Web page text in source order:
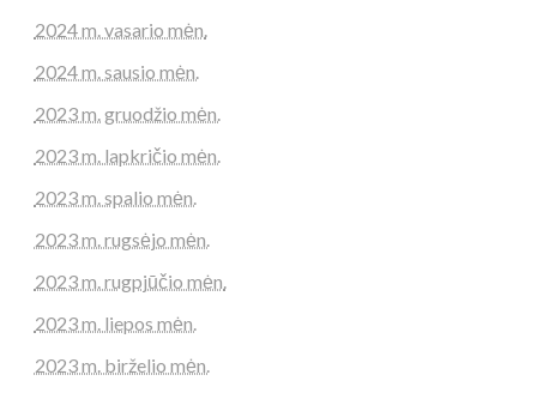
2024 m. vasario mėn.
2024 m. sausio mėn.
2023 m. gruodžio mėn.
2023 m. lapkričio mėn.
2023 m. spalio mėn.
2023 m. rugsėjo mėn.
2023 m. rugpjūčio mėn.
2023 m. liepos mėn.
2023 m. birželio mėn.